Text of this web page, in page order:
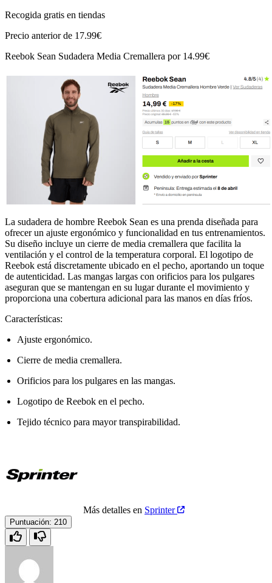
Recogida gratis en tiendas
Precio anterior de 17.99€
Reebok Sean Sudadera Media Cremallera por 14.99€
La sudadera de hombre Reebok Sean es una prenda diseñada para
ofrecer un ajuste ergonómico y funcionalidad en tus entrenamientos.
Su diseño incluye un cierre de media cremallera que facilita la
ventilación y el control de la temperatura corporal. El logotipo de
Reebok está discretamente ubicado en el pecho, aportando un toque
de autenticidad. Las mangas largas con orificios para los pulgares
aseguran que se mantengan en su lugar durante el movimiento y
proporciona una cobertura adicional para las manos en días fríos.
Características:
Ajuste ergonómico.
Cierre de media cremallera.
Orificios para los pulgares en las mangas.
Logotipo de Reebok en el pecho.
Tejido técnico para mayor transpirabilidad.
Más detalles en Sprinter
Puntuación: 210